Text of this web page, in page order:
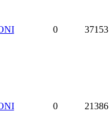
0 37153
0 21386